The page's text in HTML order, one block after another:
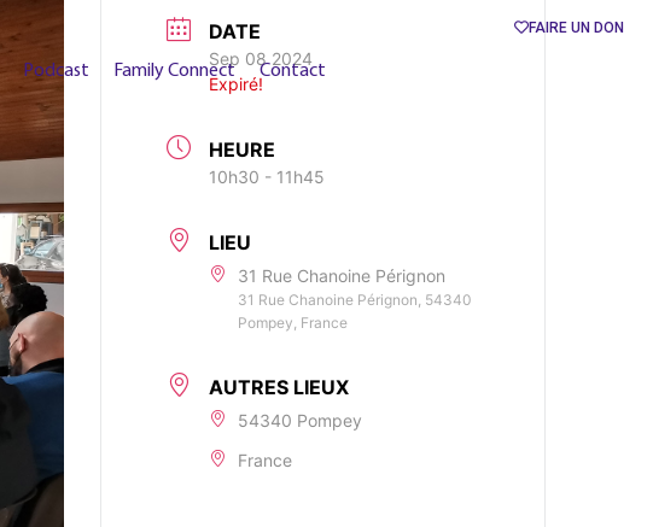
FAIRE UN DON
Podcast Family Connect Contact
DATE
Sep 08 2024
Expiré!
HEURE
10h30 - 11h45
LIEU
31 Rue Chanoine Pérignon
31 Rue Chanoine Pérignon, 54340
Pompey, France
AUTRES LIEUX
54340 Pompey
France